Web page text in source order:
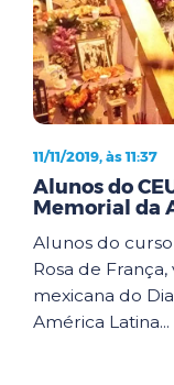
11/11/2019, às 11:37
Alunos do
Memorial da
Alunos do
Rosa de
mexicana do
América Latina...